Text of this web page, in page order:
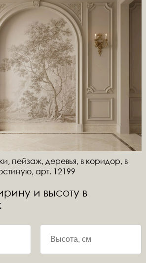
пейзаж, деревья, в коридор, в
арт. 12199
и высоту в